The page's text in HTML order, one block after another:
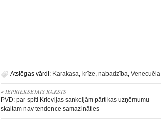
Atslēgas vārdi: Karakasa, krīze, nabadzība, Venecuēla
« IEPRIEKŠĒJAIS RAKSTS
PVD: par spīti Krievijas sankcijām pārtikas uzņēmumu
skaitam nav tendence samazināties